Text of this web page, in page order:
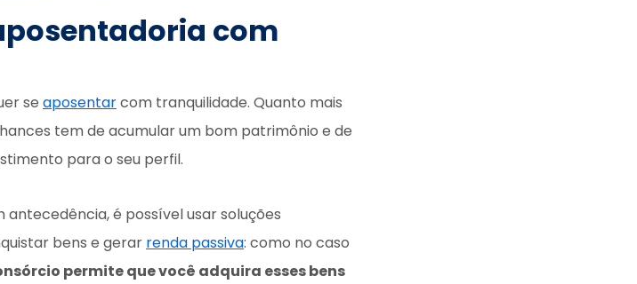
com
se aposentarcom tranquilidade. Quanto mais
tem de acumular um bom patrimônio e de
para o seu perfil.
antecedência, é possível usar soluções
bens e gerar renda passiva: como no caso
permite que você adquira esses bens